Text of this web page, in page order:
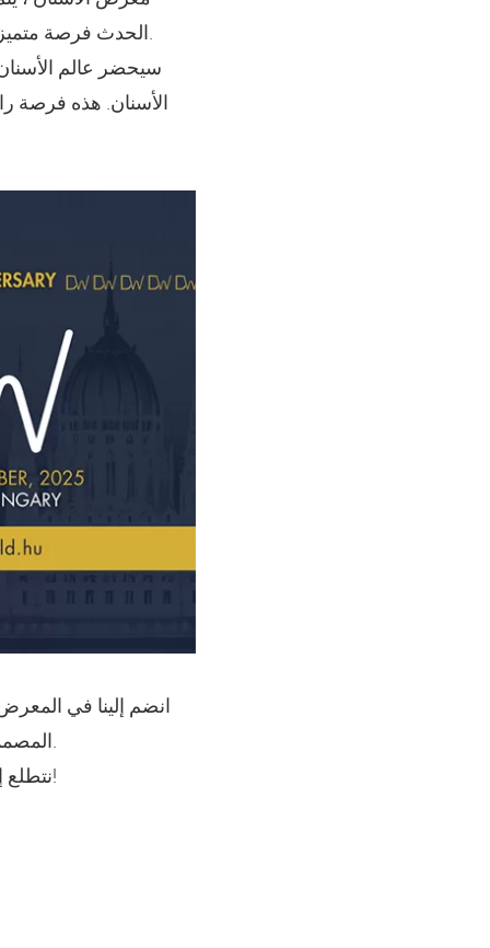
الأسنان. هذه فرصة
انضم إلينا في
نتطلع إلى الترحيب بكم في عالم طب الأسنان في المجر-دعونا نشكل مستقبل طب الأسنان معًا!